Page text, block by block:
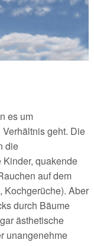
es um
geht. Die
die
quakende
auf dem
Kochgerüche). Aber
durch Bäume
ästhetische
unangenehme